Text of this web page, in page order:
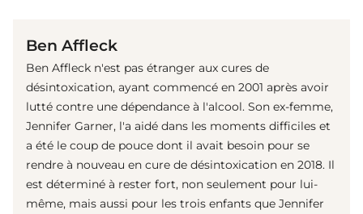
Ben Affleck
Ben Affleck n'est pas étranger aux cures de
désintoxication, ayant commencé en 2001 après avoir
lutté contre une dépendance à l'alcool. Son ex-femme,
Jennifer Garner, l'a aidé dans les moments difficiles et
a été le coup de pouce dont il avait besoin pour se
rendre à nouveau en cure de désintoxication en 2018. Il
est déterminé à rester fort, non seulement pour lui-
même, mais aussi pour les trois enfants que Jennifer